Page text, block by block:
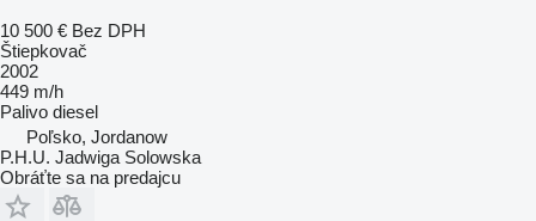
10 500 € Bez DPH
Štiepkovač
2002
449 m/h
Palivo diesel
Poľsko, Jordanow
P.H.U. Jadwiga Solowska
Obráťte sa na predajcu